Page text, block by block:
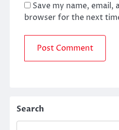
Save my name, email,
browser for the next
Search